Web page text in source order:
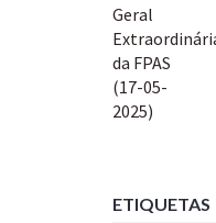
ETIQUETAS